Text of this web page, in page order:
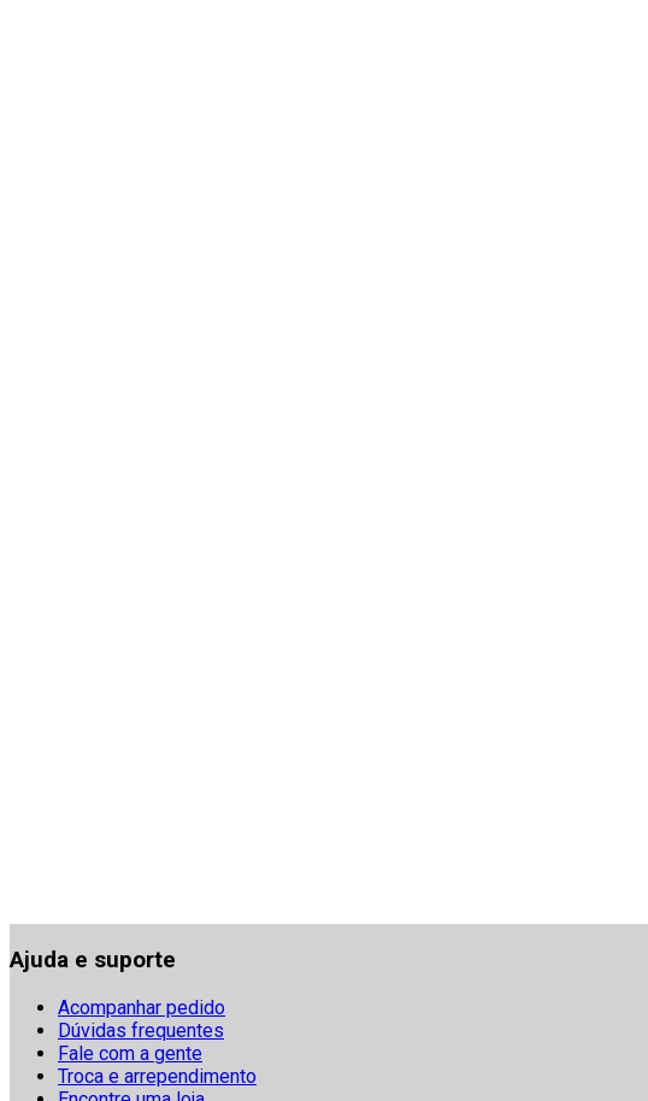
Ajuda e suporte
Acompanhar pedido
Dúvidas frequentes
Fale com a gente
Troca e arrependimento